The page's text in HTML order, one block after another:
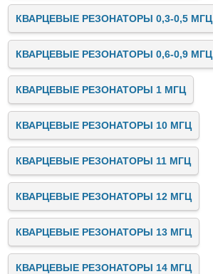
КВАРЦЕВЫЕ РЕЗОНАТОРЫ 0,3-0,5 МГЦ
КВАРЦЕВЫЕ РЕЗОНАТОРЫ 0,6-0,9 МГЦ
КВАРЦЕВЫЕ РЕЗОНАТОРЫ 1 МГЦ
КВАРЦЕВЫЕ РЕЗОНАТОРЫ 10 МГЦ
КВАРЦЕВЫЕ РЕЗОНАТОРЫ 11 МГЦ
КВАРЦЕВЫЕ РЕЗОНАТОРЫ 12 МГЦ
КВАРЦЕВЫЕ РЕЗОНАТОРЫ 13 МГЦ
КВАРЦЕВЫЕ РЕЗОНАТОРЫ 14 МГЦ